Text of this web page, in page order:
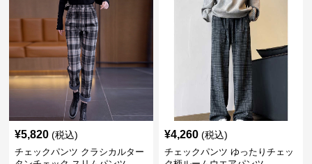
¥5,820 (税込)
チェックパンツ クラシカルター
¥4,260 (税込)
チェックパンツ ゆったりチェッ